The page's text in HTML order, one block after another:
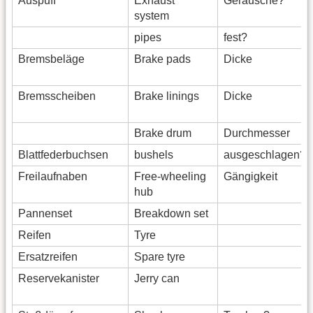
system
pipes
fest?
Bremsbeläge
Brake pads Dicke
Bremsscheiben Brake linings Dicke
Brake drum
Durchmesser
Blattfederbuchsen
bushels
ausgeschlagen?
Freilaufnaben
Free-wheeling
hub
Gängigkeit
Pannenset
Breakdown set
Reifen
Tyre
Ersatzreifen
Spare tyre
Reservekanister
Jerry can